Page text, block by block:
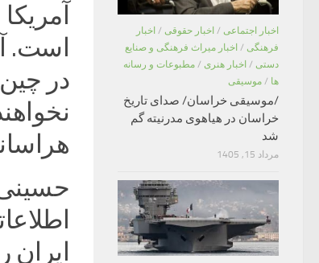
است.
در
حسینی
ایران
اخبار اجتماعی / اخبار حقوقی / اخبار
فرهنگی / اخبار میراث فرهنگی و صنایع
دستی / اخبار هنری / مطبوعات و رسانه
ها / موسیقی
/موسیقی خراسان/ صدای تاریخ
خراسان در هیاهوی مدرنیته گم
شد
مرداد 15, 1405